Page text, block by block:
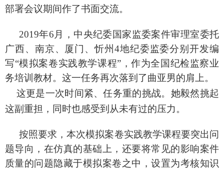
部署会议期间作了书面交流。
2019年6月，中央纪委国家监委案件审理室委托
广西、南京、厦门、忻州4地纪委监委分别开发编
写“模拟案卷实践教学课程”，作为全国纪检监察业
务培训教材。这一任务再次落到了曲亚男的肩上。
这更是一次时间紧、任务重的挑战。她毅然挑起
这副重担，同时也感受到从未有过的压力。
按照要求，本次模拟案卷实践教学课程要突出问
题导向，在仿真的基础上，还要将常见的影响案件
质量的问题隐藏于模拟案卷之中，设置为考核知识